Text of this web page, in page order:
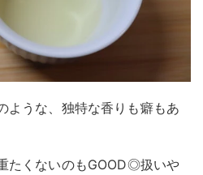
ような、独特な香りも癖もあ
たくないのもGOOD◎扱いや